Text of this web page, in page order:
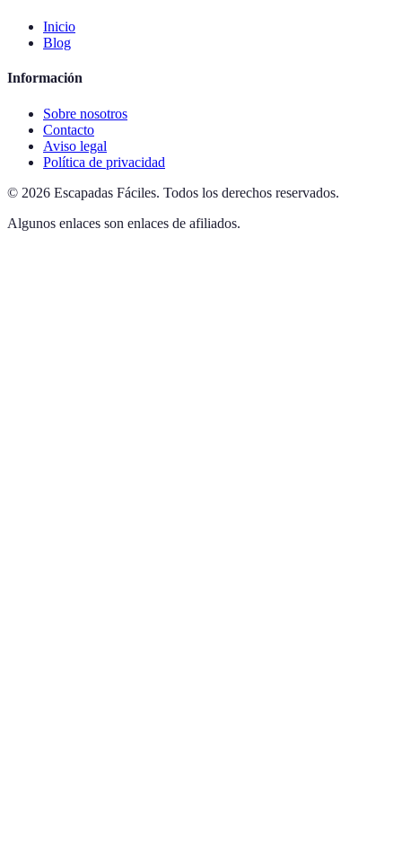
Inicio
Blog
Información
Sobre nosotros
Contacto
Aviso legal
Política de privacidad
© 2026 Escapadas Fáciles. Todos los derechos reservados.
Algunos enlaces son enlaces de afiliados.